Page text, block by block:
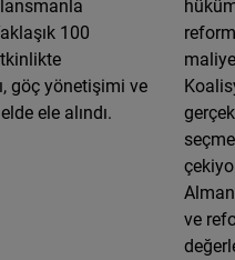
100
göç yönetişimi ve
ele alındı.
ve